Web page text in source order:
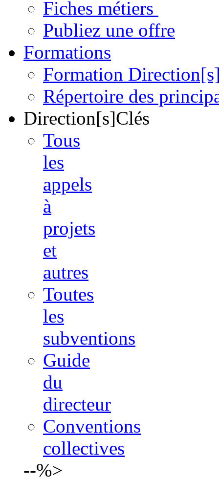
Fiches métiers
Publiez une offre
Formations
Formation
Répertoire des
Direction[s]Clés
Tous
les
appels
à
projets
et
autres
Toutes
les
subventions
Guide
du
directeur
Conventions
collectives
--%>